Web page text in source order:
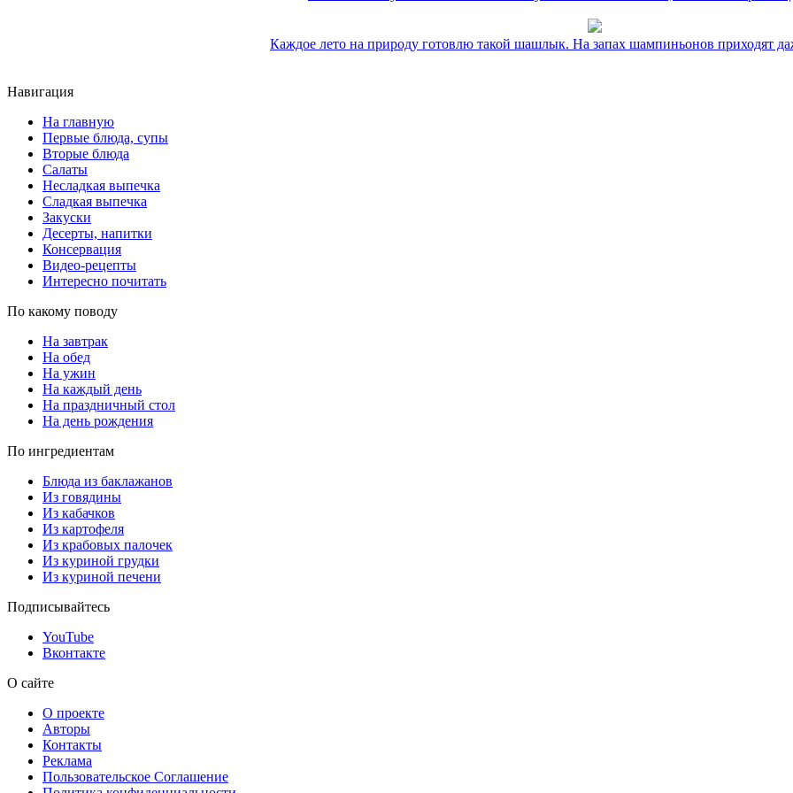
Каждое лето на природу готовлю такой шашлык. На запах шампиньонов приходят
Навигация
На главную
Первые блюда, супы
Вторые блюда
Салаты
Несладкая выпечка
Сладкая выпечка
Закуски
Десерты, напитки
Консервация
Видео-рецепты
Интересно почитать
По какому поводу
На завтрак
На обед
На ужин
На каждый день
На праздничный стол
На день рождения
По ингредиентам
Блюда из баклажанов
Из говядины
Из кабачков
Из картофеля
Из крабовых палочек
Из куриной грудки
Из куриной печени
Подписывайтесь
YouTube
Вконтакте
О сайте
О проекте
Авторы
Контакты
Реклама
Пользовательское Соглашение